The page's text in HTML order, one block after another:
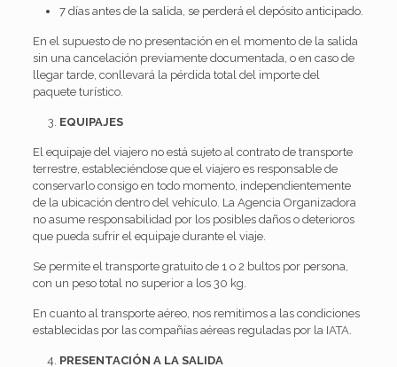
7 días antes de la salida, se perderá el depósito anticipado.
En el supuesto de no presentación en el momento de la salida
sin una cancelación previamente documentada, o en caso de
llegar tarde, conllevará la pérdida total del importe del
paquete turístico.
EQUIPAJES
El equipaje del viajero no está sujeto al contrato de transporte
terrestre, estableciéndose que el viajero es responsable de
conservarlo consigo en todo momento, independientemente
de la ubicación dentro del vehículo. La Agencia Organizadora
no asume responsabilidad por los posibles daños o deterioros
que pueda sufrir el equipaje durante el viaje.
Se permite el transporte gratuito de 1 o 2 bultos por persona,
con un peso total no superior a los 30 kg.
En cuanto al transporte aéreo, nos remitimos a las condiciones
establecidas por las compañías aéreas reguladas por la IATA.
PRESENTACIÓN A LA SALIDA